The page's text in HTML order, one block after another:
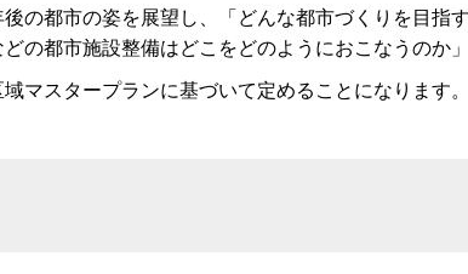
の都市の姿を展望し、「どんな都市づくりを目指
都市施設整備はどこをどのようにおこなうのか
スタープランに基づいて定めることになります。